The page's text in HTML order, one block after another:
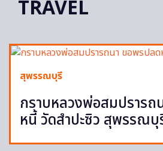
TRAVEL
สุพรรณบุรี
กราบหลวงพ่อสมปราร
หนี้ วัดสำปะซิว สุพรรณบุ